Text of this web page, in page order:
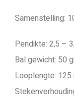
Samenstelling:
Pendikte: 2,5 –
Bal gewicht: 50
Looplengte: